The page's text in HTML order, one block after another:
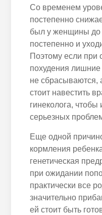
Со временем
постепенно
был у женщины до
постепенно и
Поэтому если при
похудения
не сбрасываются,
стоит навестить
гинеколога, чтобы
серьезных
Еще одной
кормления
генетическая
при ожидании
практически все
значительно
ей стоит быть